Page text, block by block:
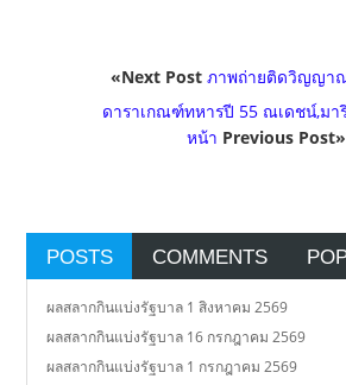
«Next Post ภาพถ่ายติดวิญญา
ดาราเกณฑ์ทหารปี 55 ณเดชน์,มา
หน้า Previous Post»
POSTS COMMENTS
ผลสลากกินแบ่งรัฐบาล 1 สิงหาคม 2569
ผลสลากกินแบ่งรัฐบาล 16 กรกฎาคม 2569
ผลสลากกินแบ่งรัฐบาล 1 กรกฎาคม 2569